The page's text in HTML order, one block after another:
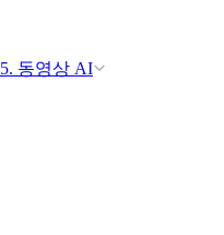
5. 동영상 AI